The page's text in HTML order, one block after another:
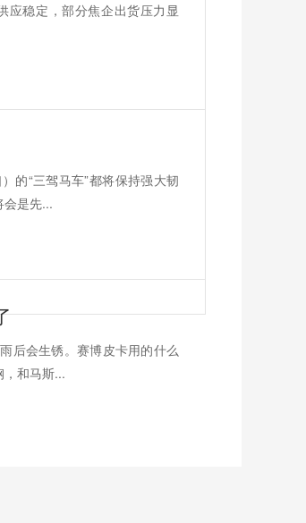
应稳定，部分焦企出货压力显
的“三驾马车”都将保持强大韧
会是先...
后会生锈。赛博皮卡用的什么
和马斯...